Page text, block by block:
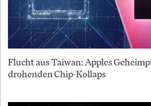
Flucht aus Taiwan: Apples
drohenden Chip-Kollaps